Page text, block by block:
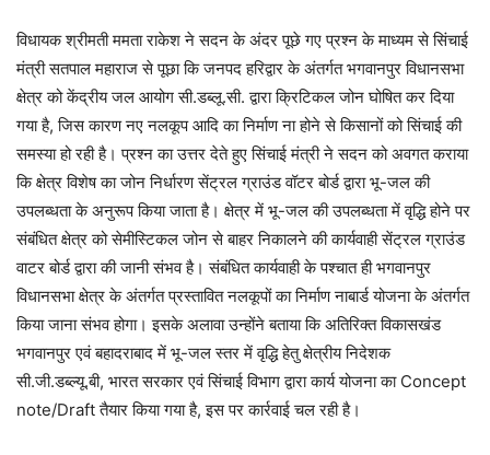
विधायक श्रीमती ममता राकेश ने सदन के अंदर पूछे गए प्रश्न के माध्यम से सिंचाई
मंत्री सतपाल महाराज से पूछा कि जनपद हरिद्वार के अंतर्गत भगवानपुर विधानसभा
क्षेत्र को केंद्रीय जल आयोग सी.डब्लू.सी. द्वारा क्रिटिकल जोन घोषित कर दिया
गया है, जिस कारण नए नलकूप आदि का निर्माण ना होने से किसानों को सिंचाई की
समस्या हो रही है। प्रश्न का उत्तर देते हुए सिंचाई मंत्री ने सदन को अवगत कराया
कि क्षेत्र विशेष का जोन निर्धारण सेंट्रल ग्राउंड वॉटर बोर्ड द्वारा भू-जल की
उपलब्धता के अनुरूप किया जाता है। क्षेत्र में भू-जल की उपलब्धता में वृद्धि होने पर
संबंधित क्षेत्र को सेमीस्टिकल जोन से बाहर निकालने की कार्यवाही सेंट्रल ग्राउंड
वाटर बोर्ड द्वारा की जानी संभव है। संबंधित कार्यवाही के पश्चात ही भगवानपुर
विधानसभा क्षेत्र के अंतर्गत प्रस्तावित नलकूपों का निर्माण नाबार्ड योजना के अंतर्गत
किया जाना संभव होगा। इसके अलावा उन्होंने बताया कि अतिरिक्त विकासखंड
भगवानपुर एवं बहादराबाद में भू-जल स्तर में वृद्धि हेतु क्षेत्रीय निदेशक
सी.जी.डब्ल्यू.बी, भारत सरकार एवं सिंचाई विभाग द्वारा कार्य योजना का Concept
note/Draft तैयार किया गया है, इस पर कार्रवाई चल रही है।